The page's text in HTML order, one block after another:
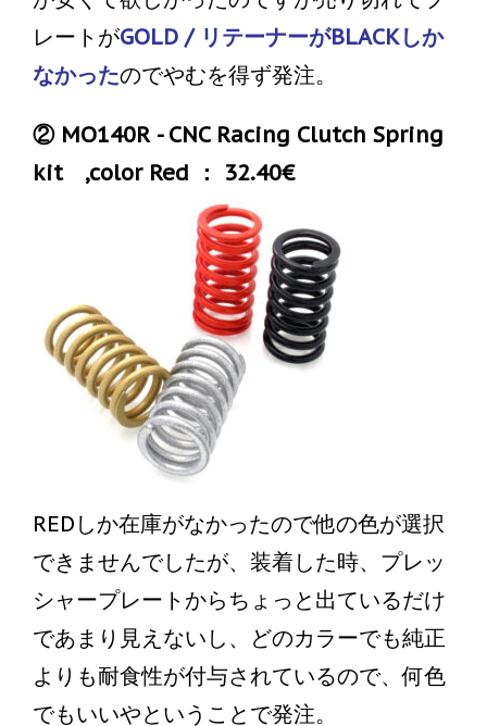
レートがGOLD / リテーナーがBLACKしか
なかったのでやむを得ず発注。
② MO140R - CNC Racing Clutch Spring
kit ,color Red ： 32.40€
REDしか在庫がなかったので他の色が選択
できませんでしたが、装着した時、プレッ
シャープレートからちょっと出ているだけ
であまり見えないし、どのカラーでも純正
よりも耐食性が付与されているので、何色
でもいいやということで発注。